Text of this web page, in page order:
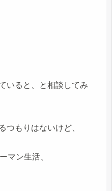
いると、と相談してみ
つもりはないけど、
マン生活、